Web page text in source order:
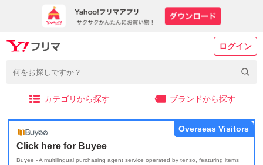
ログイン
カテゴリから探す ブランドから探す
Click here for Buyee
Buyee - A multilingual purchasing agent service operated by tenso, featuring items
Overseas Visitors